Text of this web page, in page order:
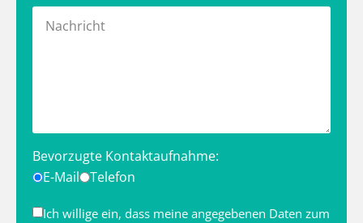
Bevorzugte Kontaktaufnahme:
E-Mail
Telefon
Ich willige ein, dass meine angegebenen Daten zum